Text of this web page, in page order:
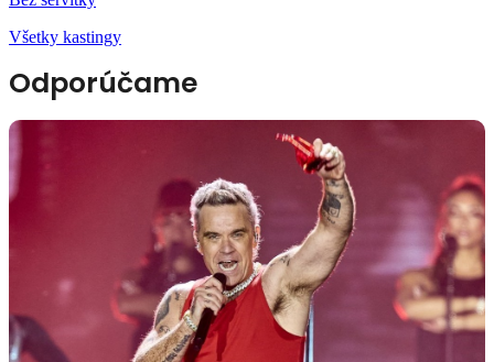
Všetky kastingy
Odporúčame